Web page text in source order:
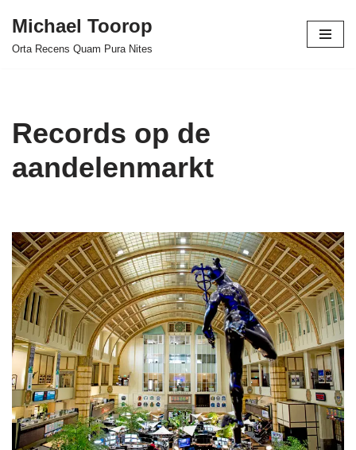
Ga
Michael Toorop
Orta Recens Quam Pura Nites
Records op de
aandelenmarkt